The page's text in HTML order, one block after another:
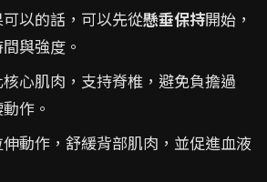
可以的話，可以先從懸垂保持開始，
與強度。
核心肌肉，支持脊椎，避免負擔過
作。
伸動作，舒緩背部肌肉，並促進血液